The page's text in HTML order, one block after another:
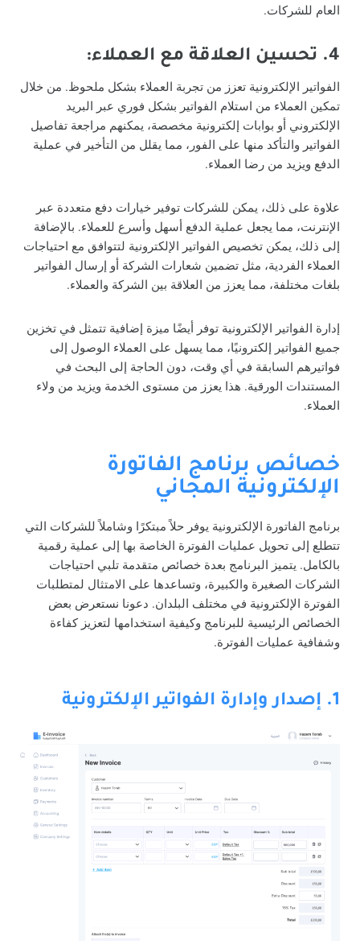
العام للشركات.
4. تحسين العلاقة مع العملاء:
الفواتير الإلكترونية تعزز من تجربة العملاء بشكل ملحوظ. من خلال
تمكين العملاء من استلام الفواتير بشكل فوري عبر البريد
الإلكتروني أو بوابات إلكترونية مخصصة، يمكنهم مراجعة تفاصيل
الفواتير والتأكد منها على الفور، مما يقلل من التأخير في عملية
الدفع ويزيد من رضا العملاء.
علاوة على ذلك، يمكن للشركات توفير خيارات دفع متعددة عبر
الإنترنت، مما يجعل عملية الدفع أسهل وأسرع للعملاء. بالإضافة
إلى ذلك، يمكن تخصيص الفواتير الإلكترونية لتتوافق مع احتياجات
العملاء الفردية، مثل تضمين شعارات الشركة أو إرسال الفواتير
بلغات مختلفة، مما يعزز من العلاقة بين الشركة والعملاء.
إدارة الفواتير الإلكترونية توفر أيضًا ميزة إضافية تتمثل في تخزين
جميع الفواتير إلكترونيًا، مما يسهل على العملاء الوصول إلى
فواتيرهم السابقة في أي وقت، دون الحاجة إلى البحث في
المستندات الورقية. هذا يعزز من مستوى الخدمة ويزيد من ولاء
العملاء.
خصائص برنامج الفاتورة
الإلكترونية المجاني
برنامج الفاتورة الإلكترونية يوفر حلاً مبتكرًا وشاملاً للشركات التي
تتطلع إلى تحويل عمليات الفوترة الخاصة بها إلى عملية رقمية
بالكامل. يتميز البرنامج بعدة خصائص متقدمة تلبي احتياجات
الشركات الصغيرة والكبيرة، وتساعدها على الامتثال لمتطلبات
الفوترة الإلكترونية في مختلف البلدان. دعونا نستعرض بعض
الخصائص الرئيسية للبرنامج وكيفية استخدامها لتعزيز كفاءة
وشفافية عمليات الفوترة.
1. إصدار وإدارة الفواتير الإلكترونية